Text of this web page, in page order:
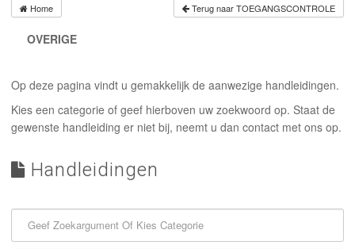
CONTACT
INLOGGEN
Home Terug naar TOEGANGSCONTROLE
OVERIGE
Op deze pagina vindt u gemakkelijk de aanwezige handleidingen.
Kies een categorie of geef hierboven uw zoekwoord op. Staat de
gewenste handleiding er niet bij, neemt u dan contact met ons op.
Handleidingen